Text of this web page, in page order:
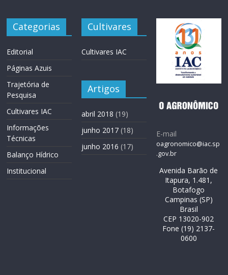
Categorias
Editorial
Páginas Azuis
Trajetória de
Pesquisa
Cultivares IAC
Informações
Técnicas
Balanço Hídrico
Institucional
Cultivares
Cultivares IAC
Artigos
abril 2018 (19)
junho 2017 (18)
junho 2016 (17)
E-mail
oagronomico@iac.sp
.gov.br
Avenida Barão de
Itapura, 1.481,
Botafogo
Campinas (SP)
Brasil
CEP 13020-902
Fone (19) 2137-
0600